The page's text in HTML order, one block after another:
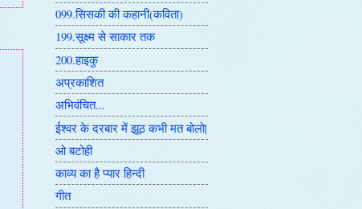
099.सिसकी की कहानी(कविता)
199.सूक्ष्म से साकार तक
200.हाइकु
अप्रकाशित
अभिवंचित...
ईश्वर के दरबार में झूठ कभी मत बोलो|
ओ बटोही
काव्य का है प्यार हिन्दी
गीत